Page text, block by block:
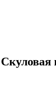
Скуловая